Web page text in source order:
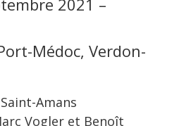
2021 –
Médoc, Verdon-
Amans
Vogler et Benoît